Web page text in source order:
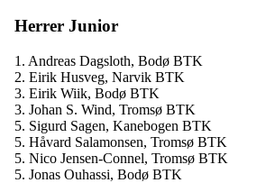
Herrer Junior
1. Andreas Dagsloth, Bodø BTK
2. Eirik Husveg, Narvik BTK
3. Eirik Wiik, Bodø BTK
3. Johan S. Wind, Tromsø BTK
5. Sigurd Sagen, Kanebogen BTK
5. Håvard Salamonsen, Tromsø BTK
5. Nico Jensen-Connel, Tromsø BTK
5. Jonas Ouhassi, Bodø BTK